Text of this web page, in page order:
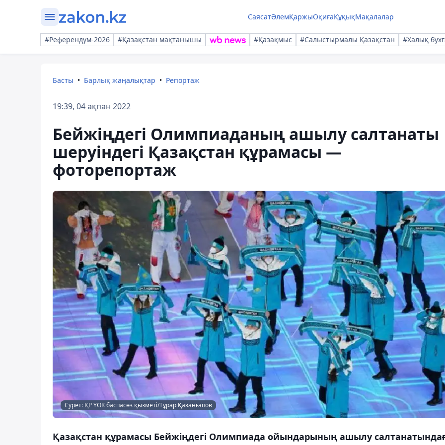
СаясатӘлемҚаржыОқиғаҚұқықМақалалар
#Референдум-2026 #Қазақстан мақтанышы #Қазақмыс #Салыстырмалы Қазақстан #Халық
Басты Барлық жаңалықтар Репортаж
19:39, 04 ақпан 2022
Бейжіңдегі Олимпиаданың ашылу салтанаты
шеруіндегі Қазақстан құрамасы —
фоторепортаж
Сурет: ҚР ҰОК баспасөз қызметі/Тұрар Қазанғапов
Қазақстан құрамасы Бейжіңдегі Олимпиада ойындарының ашылу